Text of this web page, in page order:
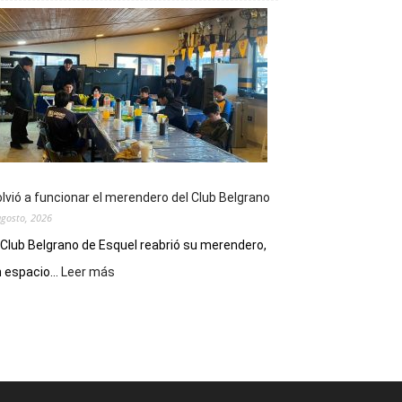
el
Cine
Municipal
presenta
dos
funciones
de
Spider
Un
a funcionar el merendero del Club Belgrano
2026
Club Belgrano de Esquel reabrió su merendero,
espacio...
Leer más
del